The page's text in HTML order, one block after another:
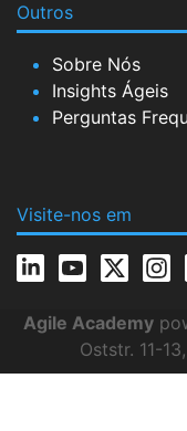
Outros
Sobre Nós
Insights Ágeis
Perguntas
Visite-nos em
Agile Academy
Oststr. 11-